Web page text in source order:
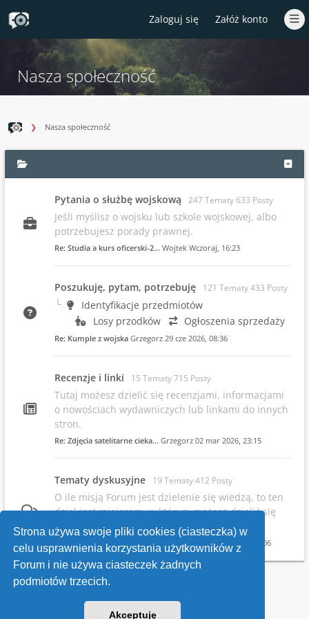
Strona używa swoje pliki cookies (ciasteczka) w
celu usprawnienia korzystania użytkowników z
Forum i nie używa ciasteczek żadnych
podmiotów trzecich.
Akceptuję
Zaloguj się Załóż konto
Nasza społeczność
Nasza społeczność
Pytania o służbę wojskową 247 Tematy 633 Posty
Jeśli myślisz o wojsku lub szkole wojskowej, albo
potrzebujesz porady prawnej.
Re: Studia a kurs oficerski-2… Wojtek Wczoraj, 16:23
Poszukuję, pytam, potrzebuję 121 Tematy 433 Posty
Identyfikacje przedmiotów
Losy przodków
Ogłoszenia sprzedaży
Re: Kumple z wojska Grzegorz 29 cze 2026, 08:36
Recenzje i linki 15 Tematy 715 Posty
Tutaj możesz dzielić się recenzjami, informacjami
o nowościach wydawniczych lub linkami do innych
stron.
Re: Zdjęcia satelitarne cieka… Grzegorz 02 mar 2026, 23:15
Tematy dyskusyjne 19 Tematy 412 Posty
O ile misją Forum jest dzielenie się wiedzą, to ten
dział jest miejscem, w którym możesz dzielić się
swoimi opiniami.
Re: Infowsparcie.net/wria/ pr… Grzegorz 19 maja 2026, 22:06